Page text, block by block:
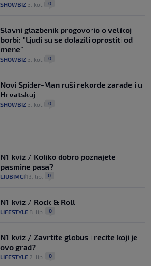
SHOWBIZ 3. kol. 0
Slavni glazbenik progovorio o velikoj
borbi: "Ljudi su se dolazili oprostiti od
mene"
SHOWBIZ 3. kol. 0
Novi Spider-Man ruši rekorde zarade i u
Hrvatskoj
SHOWBIZ 3. kol. 0
N1 kviz / Koliko dobro poznajete
pasmine pasa?
LJUBIMCI 13. lip. 0
N1 kviz / Rock & Roll
LIFESTYLE 8. lip. 0
N1 kviz / Zavrtite globus i recite koji je
ovo grad?
LIFESTYLE 2. lip. 0